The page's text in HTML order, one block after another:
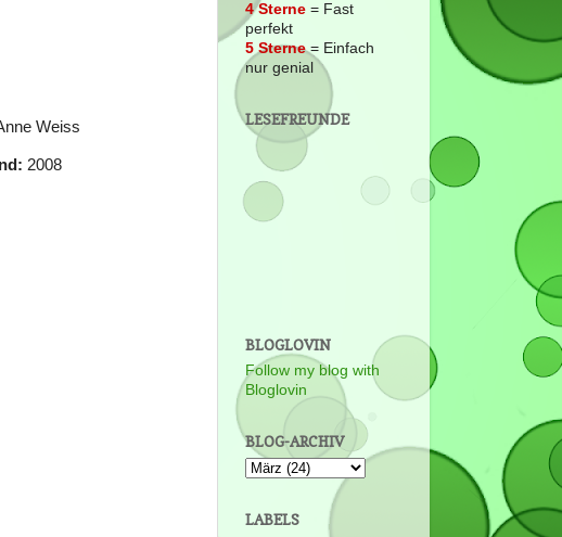
Weiss
2008
4 Sterne = Fast
perfekt
5 Sterne= Einfach
nur genial
LESEFREUNDE
BLOGLOVIN
Follow my blog with
Bloglovin
BLOG-ARCHIV
LABELS